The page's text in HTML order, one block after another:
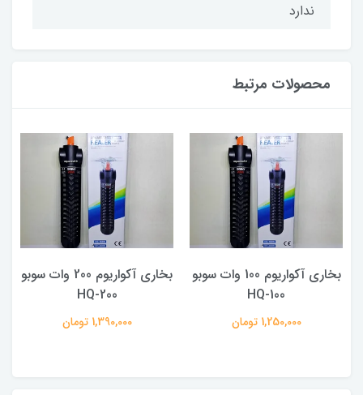
ندارد
محصولات مرتبط
بخاری آکواریوم 100 وات سوبو
HQ-100
1,250,000 تومان
بخاری آکواریوم 200 وات سوبو
HQ-200
1,390,000 تومان